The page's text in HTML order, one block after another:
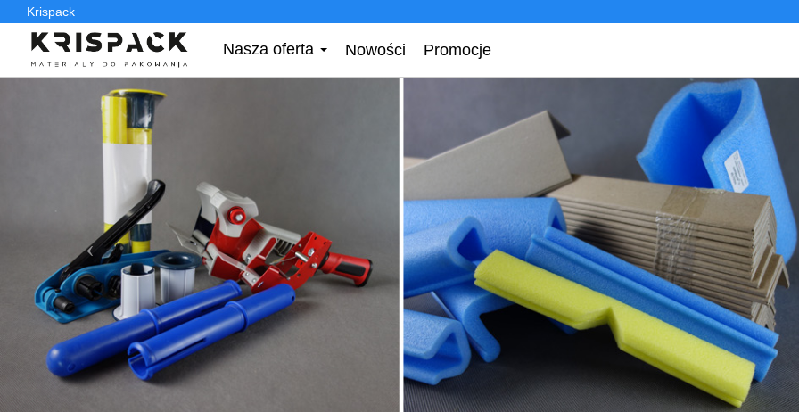
Krispack
Nasza oferta Nowości Promocje